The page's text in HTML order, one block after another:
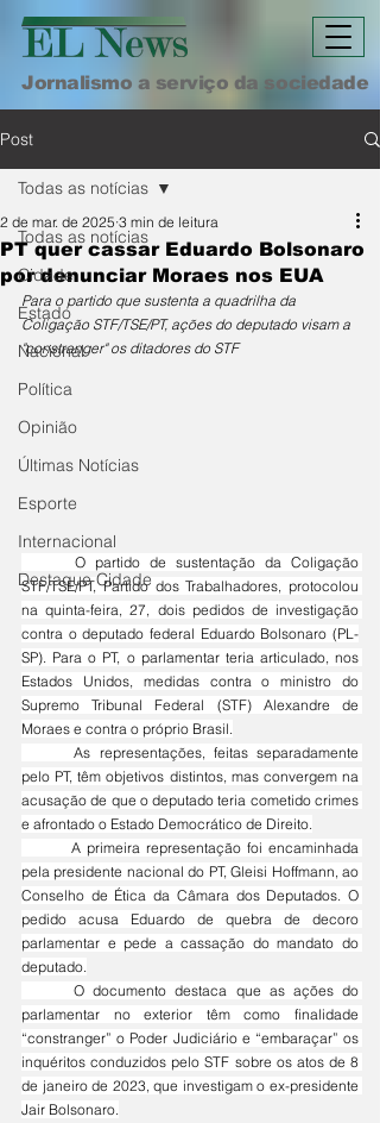
Jornalismo a serviço da sociedade
Post
Todas as notícias
Cidade
Estado
Nacional
Política
Opinião
Últimas Notícias
Esporte
Internacional
Destaque Cidade
Todas as notícias
PT quer cassar Eduardo Bolsonaro
por denunciar Moraes nos EUA
2 de mar. de 2025 3 min de leitura
Para o partido que sustenta a quadrilha da
Coligação STF/TSE/PT, ações do deputado visam a
"constranger" os ditadores do STF
STF/TSE/PT, Partido dos Trabalhadores, protocolou
na quinta-feira, 27, dois pedidos de investigação
contra o deputado federal Eduardo Bolsonaro (PL-
SP). Para o PT, o parlamentar teria articulado, nos
Estados Unidos, medidas contra o ministro do
Supremo Tribunal Federal (STF) Alexandre de
Moraes e contra o próprio Brasil.
	As representações, feitas separadamente
pelo PT, têm objetivos distintos, mas convergem na
acusação de que o deputado teria cometido crimes
e afrontado o Estado Democrático de Direito.
pela presidente nacional do PT, Gleisi Hoffmann, ao
Conselho de Ética da Câmara dos Deputados. O
pedido acusa Eduardo de quebra de decoro
parlamentar e pede a cassação do mandato do
deputado.
	O documento destaca que as ações do
parlamentar no exterior têm como finalidade
“constranger” o Poder Judiciário e “embaraçar” os
inquéritos conduzidos pelo STF sobre os atos de 8
de janeiro de 2023, que investigam o ex-presidente
Jair Bolsonaro.